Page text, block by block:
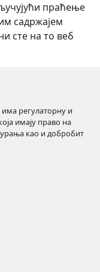
праћење
садржајем
сте на то веб
регулаторну и
имају право на
као и добробит